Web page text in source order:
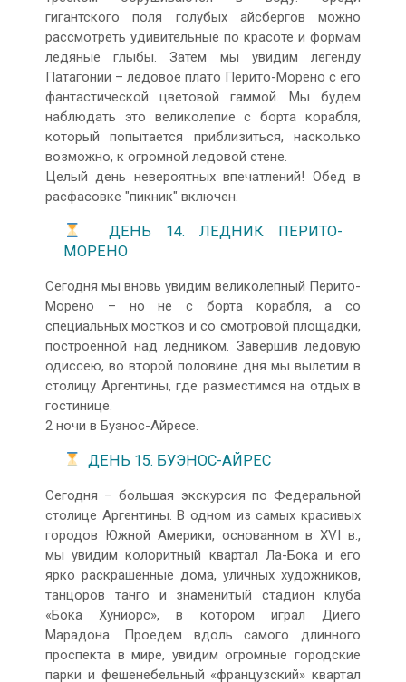
гигантского поля голубых айсбергов можно
рассмотреть удивительные по красоте и формам
ледяные глыбы. Затем мы увидим легенду
Патагонии – ледовое плато Перито-Морено с его
фантастической цветовой гаммой. Мы будем
наблюдать это великолепие с борта корабля,
который попытается приблизиться, насколько
возможно, к огромной ледовой стене.
Целый день невероятных впечатлений! Обед в
расфасовке "пикник" включен.
ДЕНЬ 14. ЛЕДНИК ПЕРИТО-
МОРЕНО
Сегодня мы вновь увидим великолепный Перито-
Морено – но не с борта корабля, а со
специальных мостков и со смотровой площадки,
построенной над ледником. Завершив ледовую
одиссею, во второй половине дня мы вылетим в
столицу Аргентины, где разместимся на отдых в
гостинице.
2 ночи в Буэнос-Айресе.
ДЕНЬ 15. БУЭНОС-АЙРЕС
Сегодня – большая экскурсия по Федеральной
столице Аргентины. В одном из самых красивых
городов Южной Америки, основанном в XVI в.,
мы увидим колоритный квартал Ла-Бока и его
ярко раскрашенные дома, уличных художников,
танцоров танго и знаменитый стадион клуба
«Бока Хуниорс», в котором играл Диего
Марадона. Проедем вдоль самого длинного
проспекта в мире, увидим огромные городские
парки и фешенебельный «французский» квартал